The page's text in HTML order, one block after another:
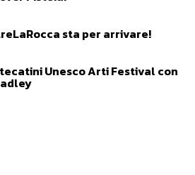
sta per arrivare!
Unesco Arti Festival con